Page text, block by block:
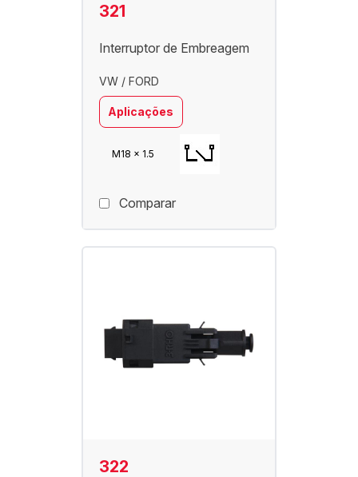
321
Interruptor de Embreagem
VW / FORD
Aplicações
M18 x 1.5
Comparar
322